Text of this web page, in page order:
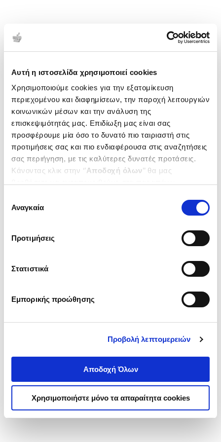
Αυτή η ιστοσελίδα χρησιμοποιεί cookies
Χρησιμοποιούμε cookies για την εξατομίκευση
περιεχομένου και διαφημίσεων, την παροχή λειτουργιών
κοινωνικών μέσων και την ανάλυση της
επισκεψιμότητάς μας. Επιδίωξη μας είναι σας
προσφέρουμε μία όσο το δυνατό πιο ταιριαστή στις
προτιμήσεις σας και πιο ενδιαφέρουσα στις αναζητήσεις
σας περιήγηση, με τις καλύτερες δυνατές προτάσεις.
Κάνοντας κλικ στην ‘’Αποδοχή όλων’’ θα μας
ενδιαφέρουν και να επιλέξετε από τα παρακάτω με την
΄΄και να ενημερωθείτε σχετικά με
συγκατάθεσης
Αναγκαία
Προτιμήσεις
Στατιστικά
Εμπορικής προώθησης
Προβολή λεπτομερειών
Αποδοχή Όλων
Χρησιμοποιήστε μόνο τα απαραίτητα cookies